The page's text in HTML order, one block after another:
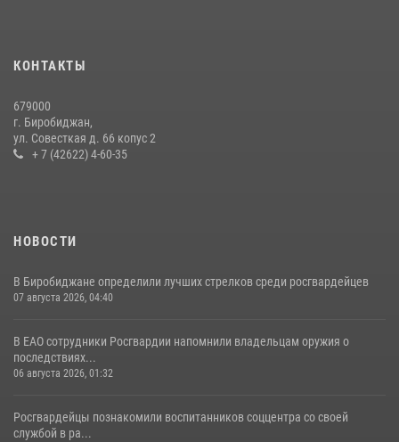
21 июля 2026, 04:18
Росгвардии по мини-футболу
15 июля 2026, 07:12 1
КОНТАКТЫ
679000
г. Биробиджан,
ул. Совесткая д. 66 копус 2
+ 7 (42622) 4-60-35
НОВОСТИ
В Биробиджане определили лучших стрелков среди росгвардейцев
07 августа 2026, 04:40
В ЕАО сотрудники Росгвардии напомнили владельцам оружия о
последствиях...
06 августа 2026, 01:32
Росгвардейцы познакомили воспитанников соццентра со своей
службой в ра...